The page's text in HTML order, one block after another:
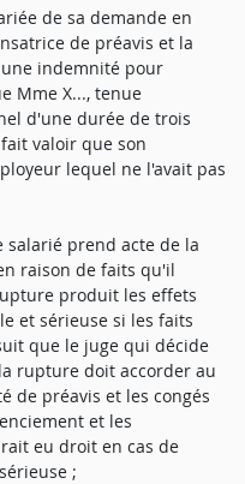
de sa demande en
de préavis et la
indemnité pour
Mme X..., tenue
d'une durée de trois
valoir que son
lequel ne l'avait pas
prend acte de la
raison de faits qu'il
produit les effets
et sérieuse si les faits
que le juge qui décide
rupture doit accorder au
de préavis et les congés
et les
eu droit en cas de
;